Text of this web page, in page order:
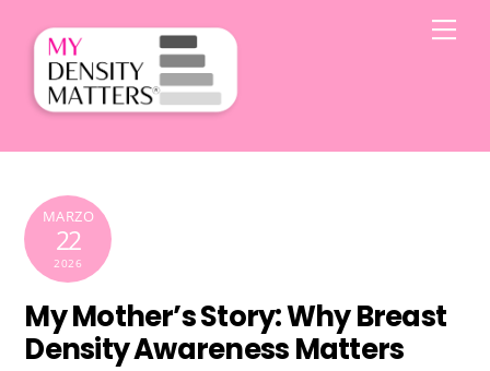
content
MARZO
22
2026
My Mother’s Story: Why Breast
Density Awareness Matters